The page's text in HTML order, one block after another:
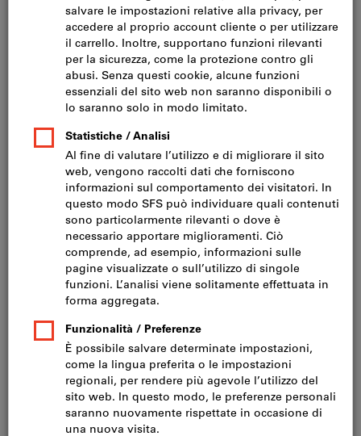
Fare clic per ingrandire l‘immagine
Prezzo per 1 Articolo
IVA inclusa Prezzo più spese di spedizione
IVA esclusa CHF 5.55